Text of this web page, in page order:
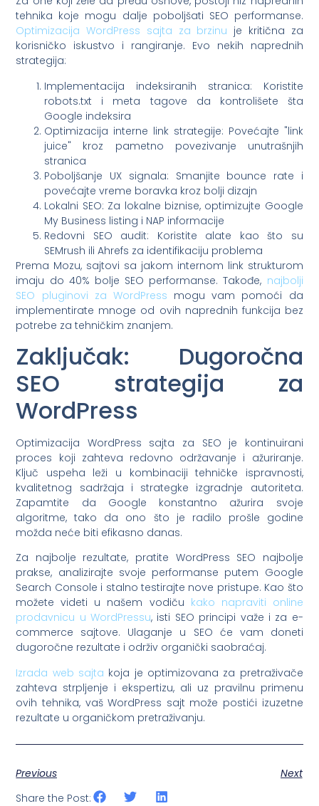
tehnika koje mogu dalje poboljšati SEO performanse.
Optimizacija WordPress sajta za brzinu je kritična za
korisničko iskustvo i rangiranje. Evo nekih naprednih
strategija:
Implementacija indeksiranih stranica: Koristite
robots.txt i meta tagove da kontrolišete šta
Google indeksira
Optimizacija interne link strategije: Povećajte "link
juice" kroz pametno povezivanje unutrašnjih
stranica
Poboljšanje UX signala: Smanjite bounce rate i
povećajte vreme boravka kroz bolji dizajn
Lokalni SEO: Za lokalne biznise, optimizujte Google
My Business listing i NAP informacije
Redovni SEO audit: Koristite alate kao što su
SEMrush ili Ahrefs za identifikaciju problema
Prema Mozu, sajtovi sa jakom internom link strukturom
imaju do 40% bolje SEO performanse. Takođe, najbolji
SEO pluginovi za WordPress mogu vam pomoći da
implementirate mnoge od ovih naprednih funkcija bez
potrebe za tehničkim znanjem.
Zaključak: Dugoročna
SEO strategija za
WordPress
Optimizacija WordPress sajta za SEO je kontinuirani
proces koji zahteva redovno održavanje i ažuriranje.
Ključ uspeha leži u kombinaciji tehničke ispravnosti,
kvalitetnog sadržaja i strategke izgradnje autoriteta.
Zapamtite da Google konstantno ažurira svoje
algoritme, tako da ono što je radilo prošle godine
možda neće biti efikasno danas.
Za najbolje rezultate, pratite WordPress SEO najbolje
prakse, analizirajte svoje performanse putem Google
Search Console i stalno testirajte nove pristupe. Kao što
možete videti u našem vodiču kako napraviti online
prodavnicu u WordPressu, isti SEO principi važe i za e-
commerce sajtove. Ulaganje u SEO će vam doneti
dugoročne rezultate i održiv organički saobraćaj.
Izrada web sajta koja je optimizovana za pretraživače
zahteva strpljenje i ekspertizu, ali uz pravilnu primenu
ovih tehnika, vaš WordPress sajt može postići izuzetne
rezultate u organičkom pretraživanju.
Previous
Next
Share the Post: